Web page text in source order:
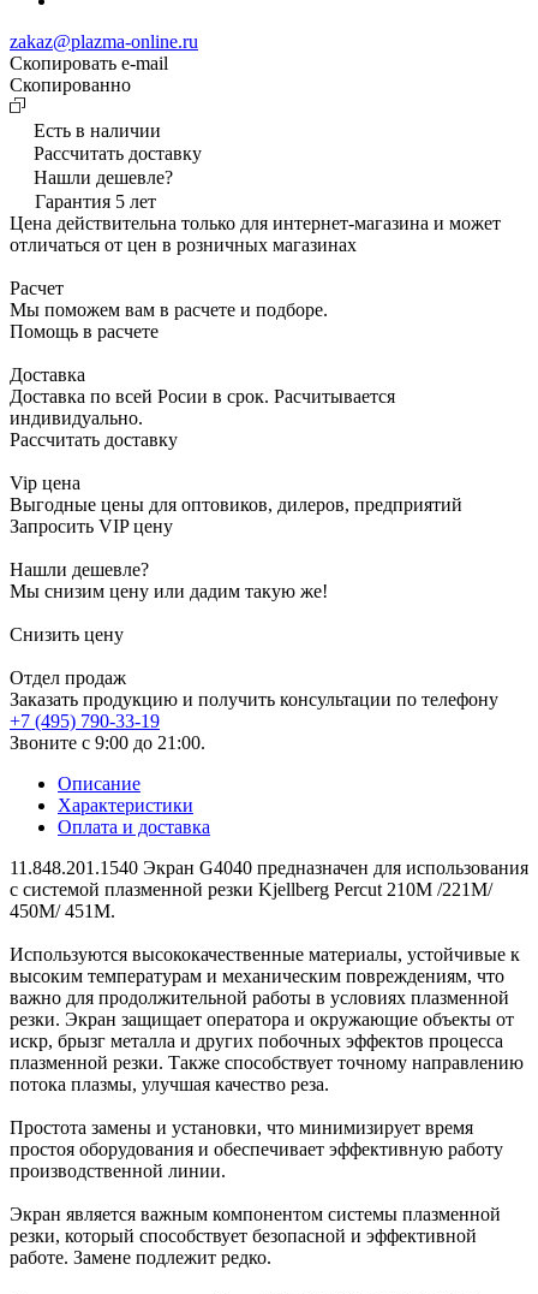
zakaz@plazma-online.ru
Скопировать e-mail
Cкопированно
Есть в наличии
Рассчитать доставку
Нашли дешевле?
Гарантия 5 лет
Цена действительна только для интернет-магазина и может
отличаться от цен в розничных магазинах
Расчет
Мы поможем вам в расчете и подборе.
Помощь в расчете
Доставка
Доставка по всей Росии в срок. Расчитывается
индивидуально.
Рассчитать доставку
Vip цена
Выгодные цены для оптовиков, дилеров, предприятий
Запросить VIP цену
Нашли дешевле?
Мы снизим цену или дадим такую же!
Снизить цену
Отдел продаж
Заказать продукцию и получить консультации по телефону
+7 (495) 790-33-19
Звоните с 9:00 до 21:00.
Описание
Характеристики
Оплата и доставка
11.848.201.1540 Экран G4040 предназначен для использования
с системой плазменной резки Kjellberg Percut 210M /221M/
450M/ 451M.
Используются высококачественные материалы, устойчивые к
высоким температурам и механическим повреждениям, что
важно для продолжительной работы в условиях плазменной
резки. Экран защищает оператора и окружающие объекты от
искр, брызг металла и других побочных эффектов процесса
плазменной резки. Также способствует точному направлению
потока плазмы, улучшая качество реза.
Простота замены и установки, что минимизирует время
простоя оборудования и обеспечивает эффективную работу
производственной линии.
Экран является важным компонентом системы плазменной
резки, который способствует безопасной и эффективной
работе. Замене подлежит редко.